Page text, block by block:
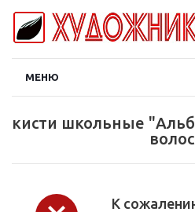
МЕНЮ
кисти школьные
К